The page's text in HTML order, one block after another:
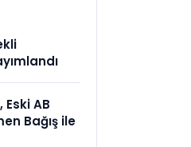
AB
Bağış ile